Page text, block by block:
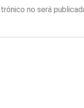
no será